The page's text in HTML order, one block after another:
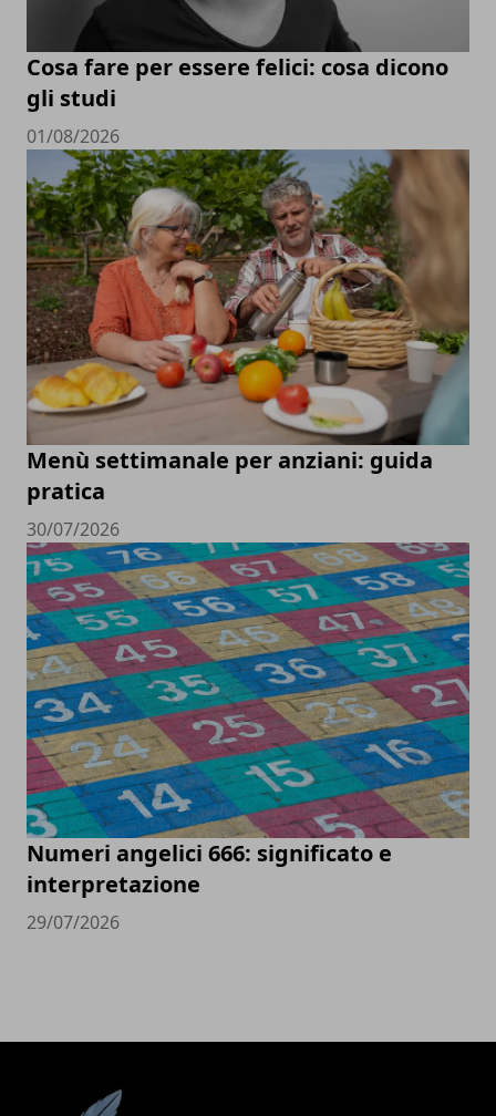
Cosa fare per essere felici: cosa dicono
gli studi
01/08/2026
Menù settimanale per anziani: guida
pratica
30/07/2026
Numeri angelici 666: significato e
interpretazione
29/07/2026